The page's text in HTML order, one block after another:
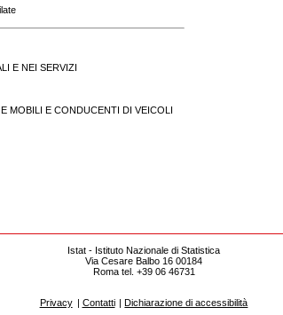
E NEI SERVIZI
MOBILI E CONDUCENTI DI VEICOLI
Istat - Istituto Nazionale di Statistica
Via Cesare Balbo 16 00184
Roma tel. +39 06 46731
Privacy | Contatti |Dichiarazione di accessibilità